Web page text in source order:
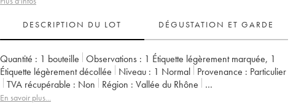
DESCRIPTION DU LOT DÉGUSTATION ET GARDE
Quantité : 1 bouteille Observations : 1 Étiquette légèrement marquée, 1
Étiquette légèrement décollée
Niveau : 1 Normal Provenance : particulier
TVA récupérable :
non Région :
Vallée du Rhône
Appellation :
En savoir plus...